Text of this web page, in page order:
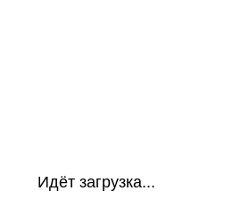
Идёт загрузка...